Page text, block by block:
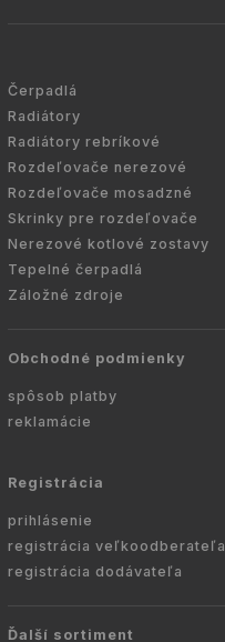
Čerpadlá
Radiátory
Radiátory rebríkové
Rozdeľovače nerezové
Rozdeľovače mosadzné
Skrinky pre rozdeľovače
Nerezové kotlové zostavy
Tepelné čerpadlá
Záložné zdroje
Obchodné podmienky
spôsob platby
reklamácie
Registrácia
prihlásenie
registrácia veľkoodberateľa
registrácia dodávateľa
Ďalší sortiment